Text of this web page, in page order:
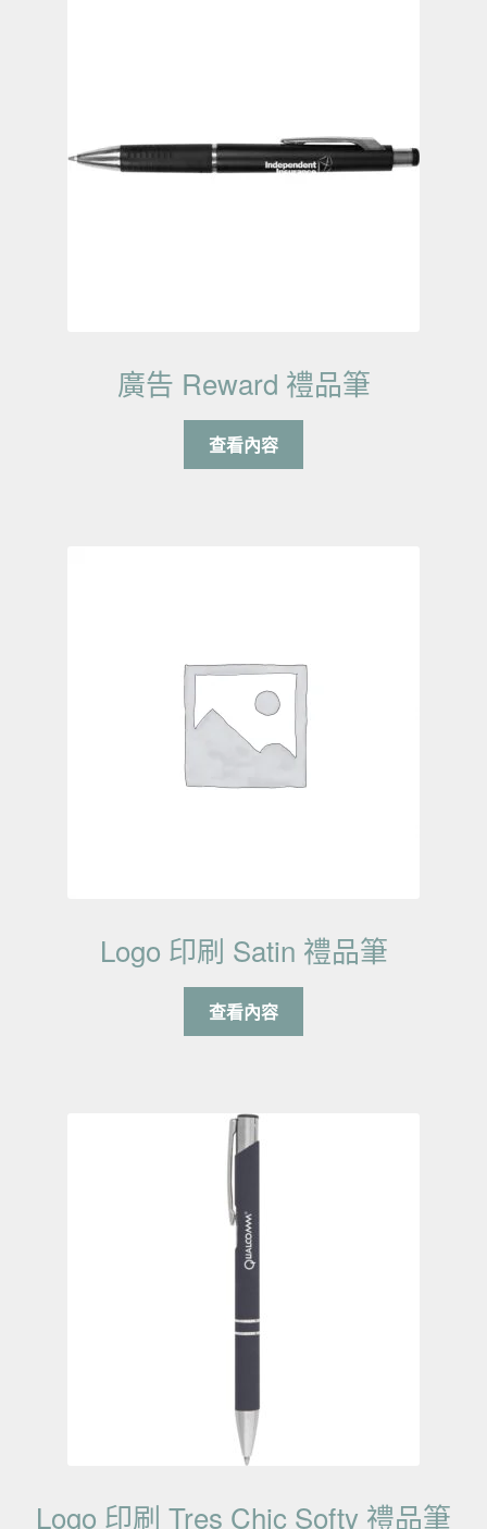
廣告 Reward 禮品筆
查看內容
Logo 印刷 Satin 禮品筆
查看內容
Logo 印刷 Tres Chic Softy 禮品筆